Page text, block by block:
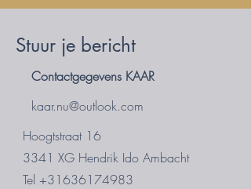
Stuur je bericht
Contactgegevens KAAR
kaar.nu@outlook.com
Hoogtstraat 16
3341 XG Hendrik Ido Ambacht
Tel +31636174983